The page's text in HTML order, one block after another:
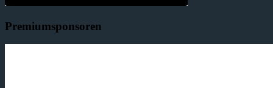
Premiumsponsoren